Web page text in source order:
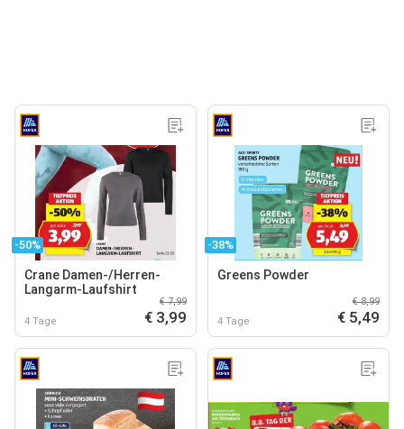
-50%
Crane Damen-/Herren-
Langarm-Laufshirt
4 Tage
€ 7,99
€ 3,99
-38%
Greens Powder
4 Tage
€ 8,99
€ 5,49